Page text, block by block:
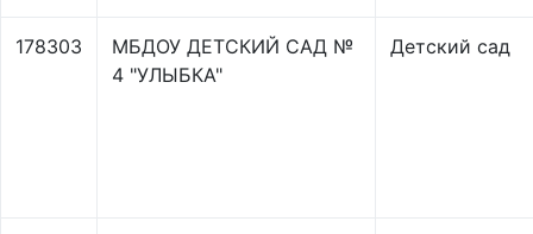
178303
МБДОУ ДЕТСКИЙ САД №
4 "УЛЫБКА"
Детский сад